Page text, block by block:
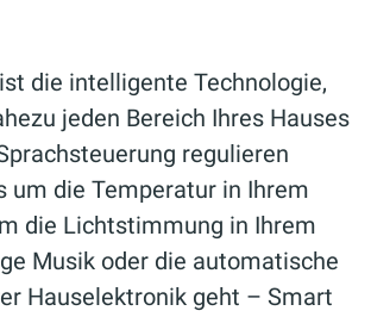
die intelligente Technologie,
jeden Bereich Ihres Hauses
regulieren
um die Temperatur in Ihrem
die Lichtstimmung in Ihrem
Musik oder die automatische
Hauselektronik geht – Smart